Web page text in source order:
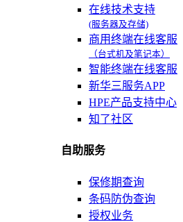
在线技术支持
(服务器及存储)
商用终端在线客服
（台式机及笔记本）
智能终端在线客服
新华三服务APP
HPE产品支持中心
知了社区
自助服务
保修期查询
条码防伪查询
授权业务